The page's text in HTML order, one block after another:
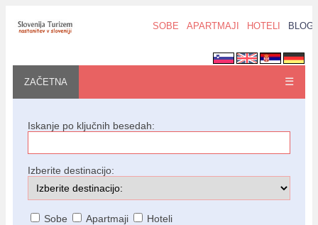
SOBE APARTMAJI HOTELI BLOG
ZAČETNA ☰
Iskanje po ključnih besedah:
Izberite destinacijo:
Sobe Apartmaji Hoteli